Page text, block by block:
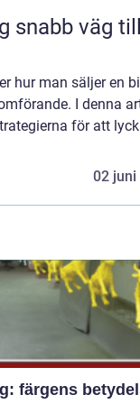
hur man säljer en
I denna
för att
02 juni
färgens